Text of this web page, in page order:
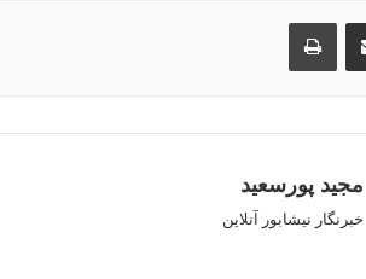
اشتراک گذاری از طریق ایمیل
مجید پورسعید
خبرنگار نیشابور آنلاین